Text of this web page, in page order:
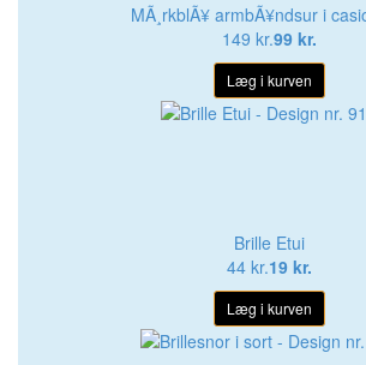
MÃ¸rkblÃ¥ armbÃ¥ndsur i
149 kr.99 kr.
Læg i kurven
Brille Etui
44 kr.19 kr.
Læg i kurven